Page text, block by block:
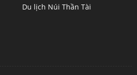
Du lịch Núi Thần Tài